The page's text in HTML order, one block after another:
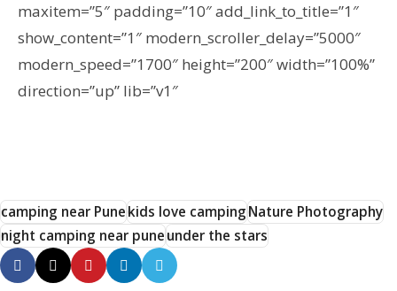
maxitem=”5″ padding=”10″ add_link_to_title=”1″
show_content=”1″ modern_scroller_delay=”5000″
modern_speed=”1700″ height=”200″ width=”100%”
direction=”up” lib=”v1″
camping near Punekids love campingNature Photography
night camping near puneunder the stars